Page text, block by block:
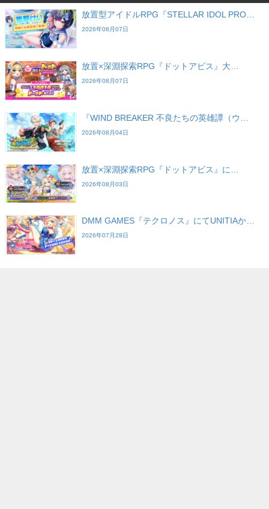
放置型アイドルRPG『STELLAR IDOL PRO…
2026年08月07日
放置×深淵探索RPG『ドットアビス』大…
2026年08月07日
『WIND BREAKER 不良たちの英雄譚（ウ…
2026年08月04日
放置×深淵探索RPG『ドットアビス』に…
2026年08月03日
DMM GAMES『テクロノス』にてUNITIAか…
2026年07月28日